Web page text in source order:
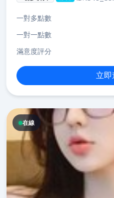
一對多點數
一對一點數
滿意度評分
立即
在線